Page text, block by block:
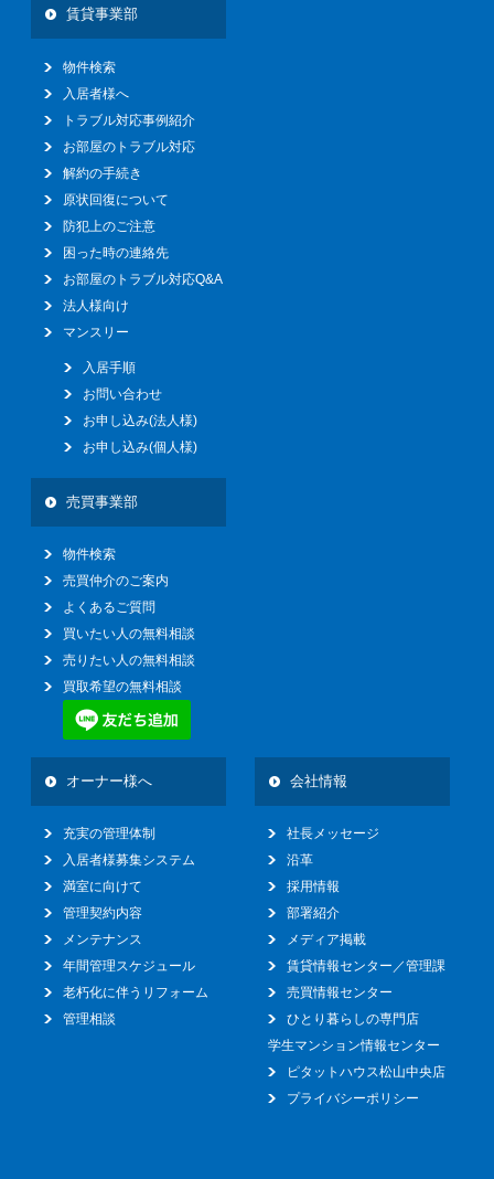
賃貸事業部
物件検索
入居者様へ
トラブル対応事例紹介
お部屋のトラブル対応
解約の手続き
原状回復について
防犯上のご注意
困った時の連絡先
お部屋のトラブル対応Q&A
法人様向け
マンスリー
入居手順
お問い合わせ
お申し込み(法人様)
お申し込み(個人様)
売買事業部
物件検索
売買仲介のご案内
よくあるご質問
買いたい人の無料相談
売りたい人の無料相談
買取希望の無料相談
オーナー様へ
充実の管理体制
入居者様募集システム
満室に向けて
管理契約内容
メンテナンス
年間管理スケジュール
老朽化に伴うリフォーム
管理相談
会社情報
社長メッセージ
沿革
採用情報
部署紹介
メディア掲載
賃貸情報センター／管理課
売買情報センター
ひとり暮らしの専門店
学生マンション情報センター
ピタットハウス松山中央店
プライバシーポリシー